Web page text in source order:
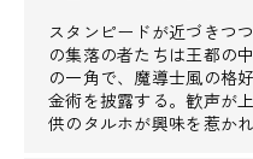
スタンピードが近づきつ
の集落の者たちは王都の
の一角で、魔導士風の格
金術を披露する。歓声が
供のタルホが興味を惹か